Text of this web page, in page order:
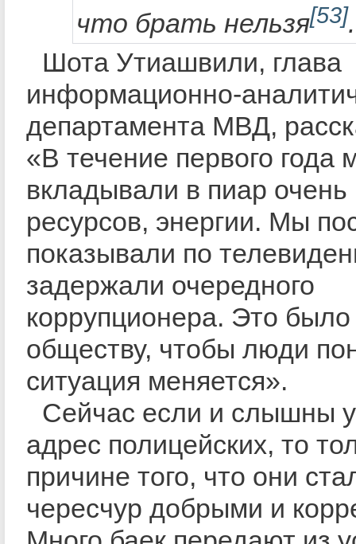
что брать нельзя[53].
Шота Утиашвили, глава
информационно-
департамента МВД,
«В течение первого года
вкладывали в пиар очень
ресурсов, энергии. Мы
показывали по
задержали очередного
коррупционера. Это
обществу, чтобы люди
ситуация меняется».
Сейчас если и слышны
адрес полицейских, то
причине того, что они
чересчур добрыми и